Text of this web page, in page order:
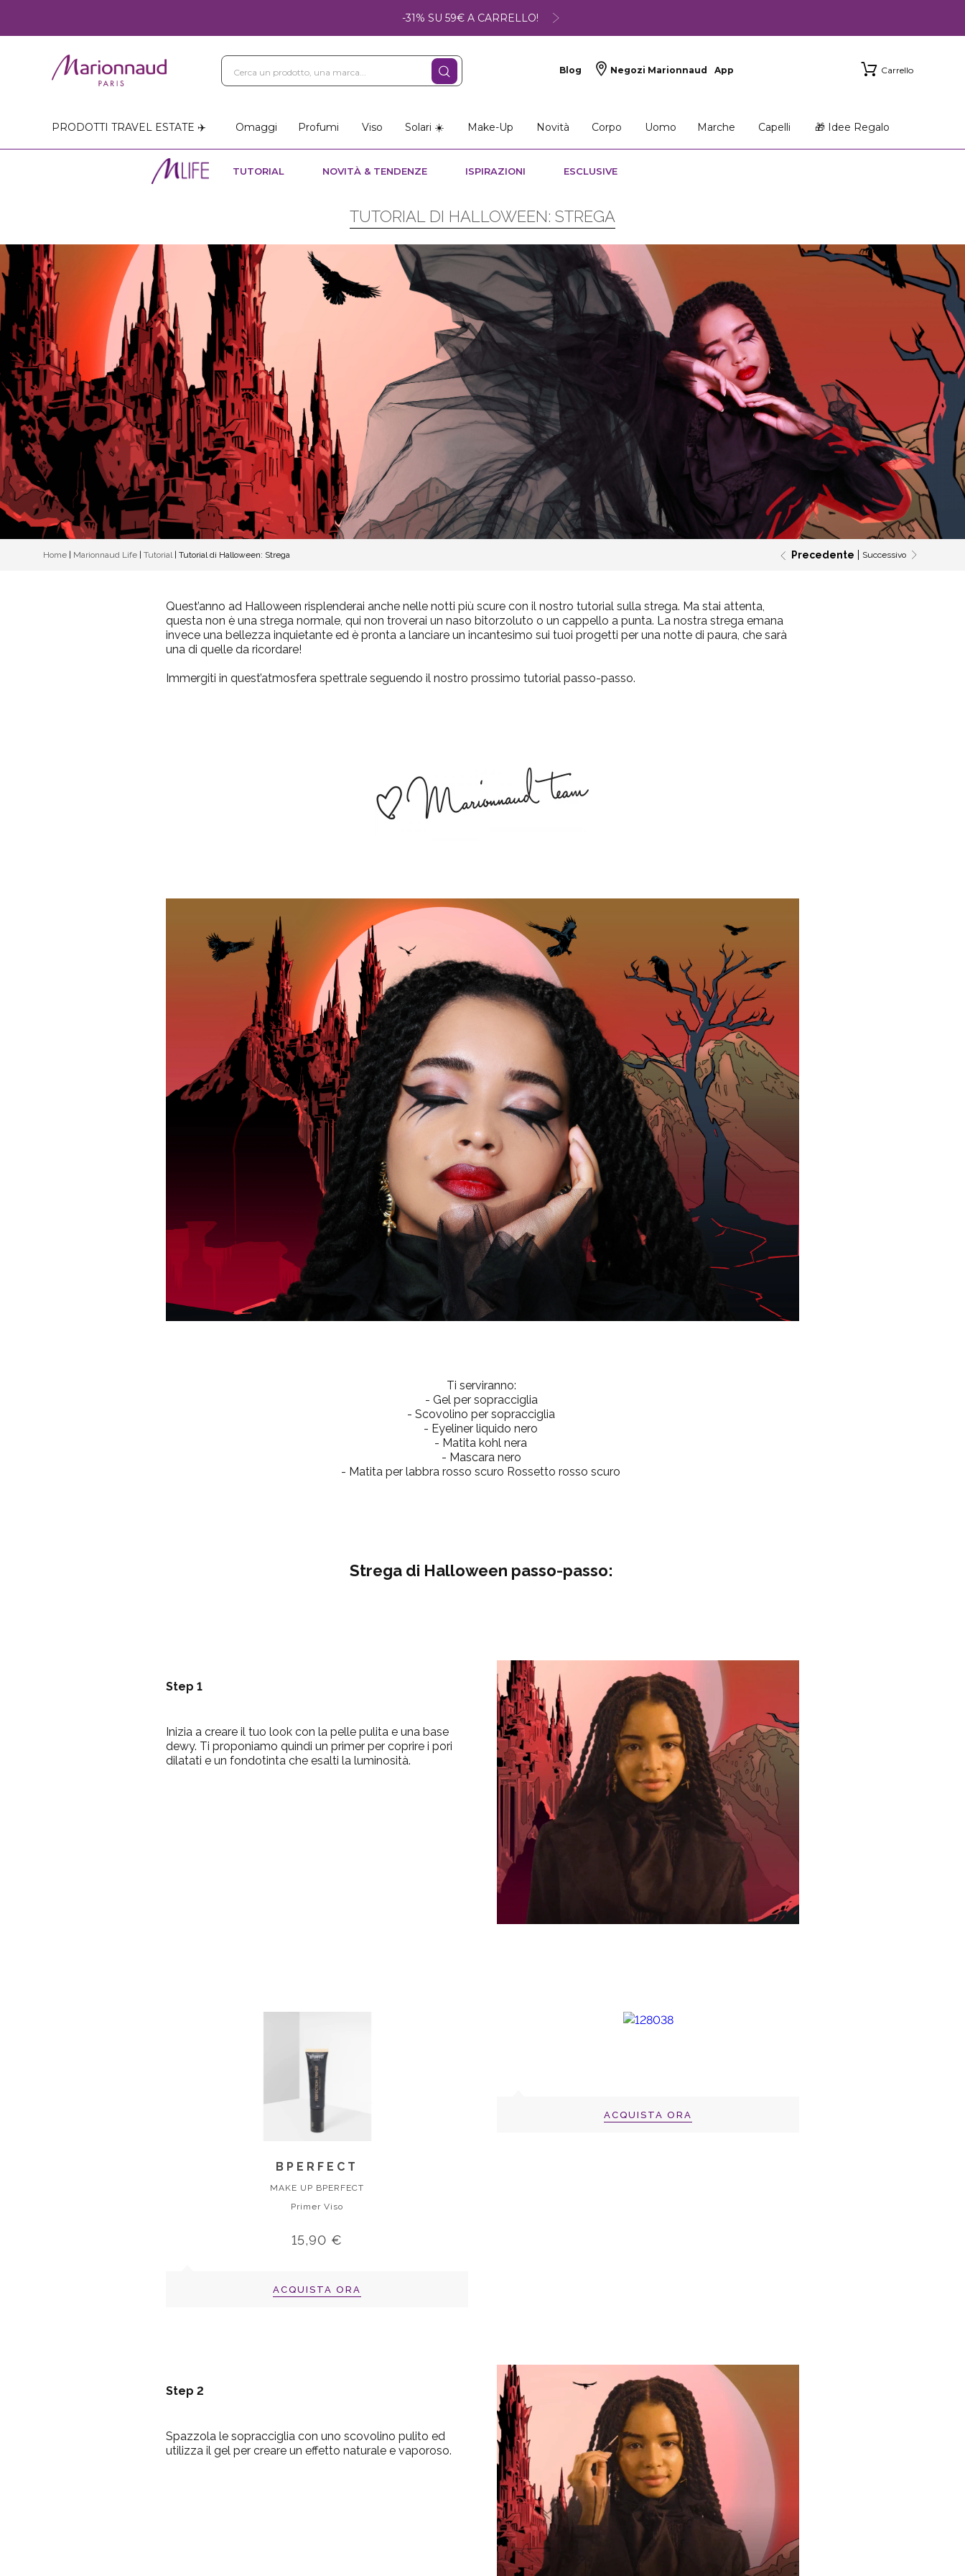
-31% SU 59€ A CARRELLO!
Blog Negozi Marionnaud App Carrello
PRODOTTI TRAVEL ESTATE ✈️ Omaggi Profumi Viso Solari ☀️ Make-Up Novità Corpo Uomo Marche Capelli 🎁 Idee Regalo
TUTORIAL NOVITÀ & TENDENZE ISPIRAZIONI ESCLUSIVE
TUTORIAL DI HALLOWEEN: STREGA
Home Marionnaud Life Tutorial| Tutorial di Halloween: Strega Precedente Successivo
Quest’anno ad Halloween risplenderai anche nelle notti più scure con il nostro tutorial sulla strega. Ma stai attenta,
questa non è una strega normale, qui non troverai un naso bitorzoluto o un cappello a punta. La nostra strega emana
invece una bellezza inquietante ed è pronta a lanciare un incantesimo sui tuoi progetti per una notte di paura, che sarà
una di quelle da ricordare!
Immergiti in quest’atmosfera spettrale seguendo il nostro prossimo tutorial passo-passo.
Ti serviranno:
- Gel per sopracciglia
- Scovolino per sopracciglia
- Eyeliner liquido nero
- Matita kohl nera
- Mascara nero
- Matita per labbra rosso scuro Rossetto rosso scuro
Strega di Halloween passo-passo:
Step 1
Inizia a creare il tuo look con la pelle pulita e una base
dewy. Ti proponiamo quindi un primer per coprire i pori
dilatati e un fondotinta che esalti la luminosità.
BPERFECT
MAKE UP BPERFECT
Primer Viso
15,90 €
ACQUISTA ORA
ACQUISTA ORA
Step 2
Spazzola le sopracciglia con uno scovolino pulito ed
utilizza il gel per creare un effetto naturale e vaporoso.